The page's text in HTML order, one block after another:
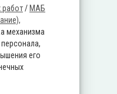
работ/ MАБ
механизма
его